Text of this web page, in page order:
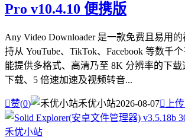
Pro v10.4.10 便携版
Any Video Downloader 是一款免费且易用
持从 YouTube、TikTok、Facebook 等数千
能提供多格式、高清乃至 8K 分辨率的下
下载、5 倍速加速及视频转音...
赞(0) 禾优小站2026-08-07上